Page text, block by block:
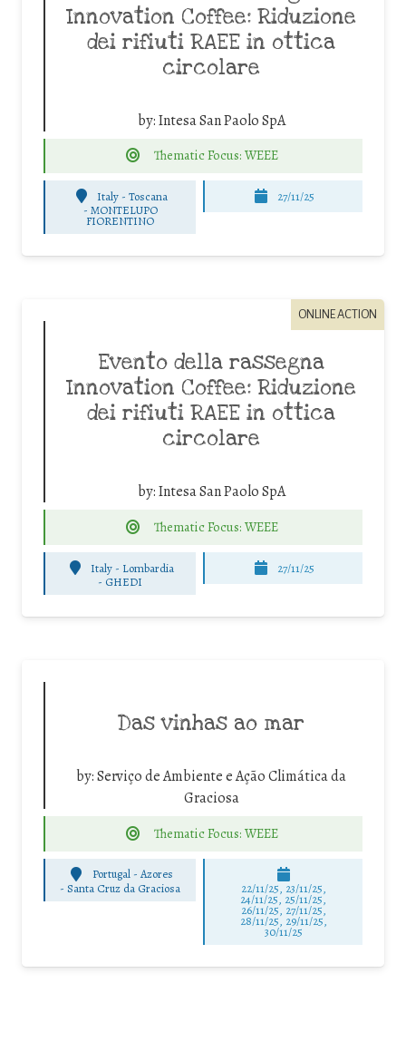
Innovation Coffee: Riduzione
dei rifiuti RAEE in ottica
circolare
by:Intesa San Paolo SpA
Thematic Focus: WEEE
Italy - Toscana
- MONTELUPO
FIORENTINO
27/11/25
ONLINE ACTION
Evento della rassegna
Innovation Coffee: Riduzione
dei rifiuti RAEE in ottica
circolare
by:Intesa San Paolo SpA
Thematic Focus: WEEE
Italy - Lombardia
- GHEDI
27/11/25
Das vinhas ao mar
by:Serviço de Ambiente e Ação Climática da
Graciosa
Thematic Focus: WEEE
Portugal - Azores
-Santa Cruz da Graciosa 22/11/25, 23/11/25,
24/11/25, 25/11/25,
26/11/25, 27/11/25,
28/11/25, 29/11/25,
30/11/25